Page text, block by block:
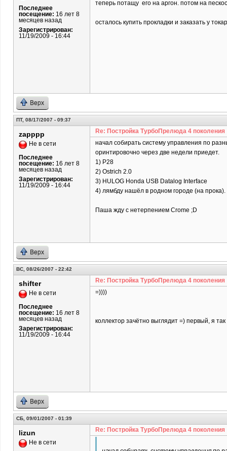
Последнее
посещение: 16 лет 8
месяцев назад
Зарегистрирован:
11/19/2009 - 16:44
теперь потащу его на аргон. потом на
осталось купить прокладки и заказать у
Верх
ПТ, 08/17/2007 - 09:37
zapppp
Не в сети
Последнее
посещение: 16 лет 8
месяцев назад
Зарегистрирован:
11/19/2009 - 16:44
Re: Постройка ТурбоПрелюда 4 поколения
начал собирать систему управления по
оринтировочно через две недели приедет.
1) P28
2) Ostrich 2.0
3) HULOG Honda USB Datalog Interface
4) лямбду нашёл в родном городе (на прока).
Паша жду с нетерпением Crome ;D
Верх
ВС, 08/26/2007 - 22:42
shifter
Не в сети
Последнее
посещение: 16 лет 8
месяцев назад
Зарегистрирован:
11/19/2009 - 16:44
Re: Постройка ТурбоПрелюда 4 поколения
=))))
коллектор зачётно выглядит =) первый, я
Верх
СБ, 09/01/2007 - 01:39
lizun
Не в сети
Re: Постройка ТурбоПрелюда 4 поколения